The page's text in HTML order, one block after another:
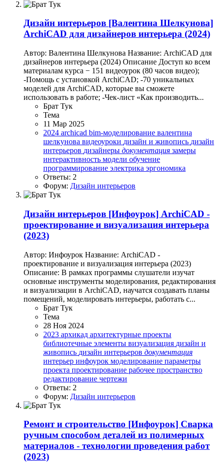
Дизайн интерьеров [Валентина Шелкунова]
ArchiCAD для дизайнеров интерьера (2024)
Автор: Валентина Шелкунова Название: ArchiCAD для
дизайнеров интерьера (2024) Описание Доступ ко всем
материалам курса − 151 видеоурок (80 часов видео);
-Помощь с установкой ArchiCAD; -70 уникальных
моделей для ArchiCAD, которые вы сможете
использовать в работе; -Чек-лист «Как производить...
Брат Тук
Тема
11 Мар 2025
2024 archicad bim-моделирование валентина
шелкунова видеоуроки дизайн и живопись дизайн
интерьеров дизайнеры документация замеры
интерактивность модели обучение
программирование электрика эргономика
Ответы: 2
Форум: Дизайн интерьеров
Дизайн интерьеров [Инфоурок] ArchiCAD -
проектирование и визуализация интерьера
(2023)
Автор: Инфоурок Название: ArchiCAD -
проектирование и визуализация интерьера (2023)
Описание: В рамках программы слушатели изучат
основные инструменты моделирования, редактирования
и визуализации в ArchiCAD, научатся создавать планы
помещений, моделировать интерьеры, работать с...
Брат Тук
Тема
28 Ноя 2024
2023 архикад архитектурные проекты
библиотечные элементы визуализация дизайн и
живопись дизайн интерьеров документация
интерьер инфоурок моделирование параметры
проекта проектирование рабочее пространство
редактирование чертежи
Ответы: 2
Форум: Дизайн интерьеров
Ремонт и строительство [Инфоурок] Сварка
ручным способом деталей из полимерных
материалов - технологии проведения работ
(2023)